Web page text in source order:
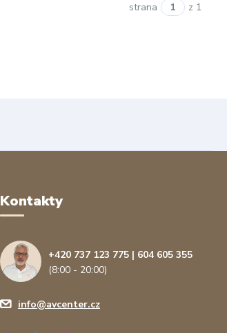
strana z 1
Kontakty
+420 737 123 775 | 604 605 355
(8:00 - 20:00)
info@avcenter.cz